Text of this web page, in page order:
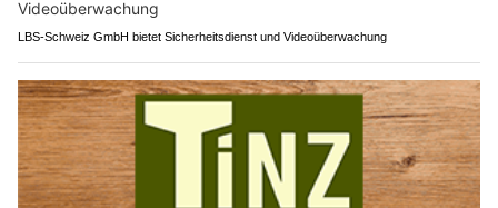
LBS-Schweiz GmbH bietet Sicherheitsdienst und Videoüberwachung